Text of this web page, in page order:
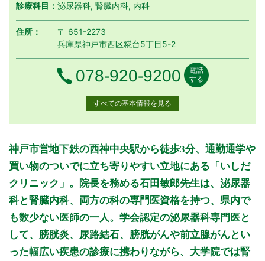
診療科目：泌尿器科, 腎臓内科, 内科
住所：
〒 651-2273
兵庫県神戸市西区糀台5丁目5-2
電話番号
078-920-9200 電話
する
すべての基本情報を見る
診療時間 月 月曜日
火火曜日
水 水曜日
木 木曜日金曜日土曜日
日日曜日
祝祝日
9:00～12:00
● ● ●
●
9:00～14:00
●
16:30～19:00
● ● ● ●
休診日: 木、日、祝
備考: 土曜日14時まで
臨時休診あり
神戸市営地下鉄の西神中央駅から徒歩3分、通勤通学や
買い物のついでに立ち寄りやすい立地にある「いしだ
クリニック」。院長を務める石田敏郎先生は、泌尿器
科と腎臓内科、両方の科の専門医資格を持つ、県内で
も数少ない医師の一人。学会認定の泌尿器科専門医と
して、膀胱炎、尿路結石、膀胱がんや前立腺がんとい
った幅広い疾患の診療に携わりながら、大学院では腎